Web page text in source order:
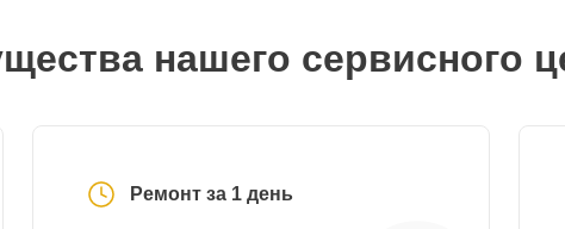
нашего сервисного
Ремонт за 1 день